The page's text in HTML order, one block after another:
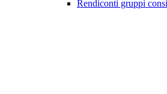
Rendiconti gruppi